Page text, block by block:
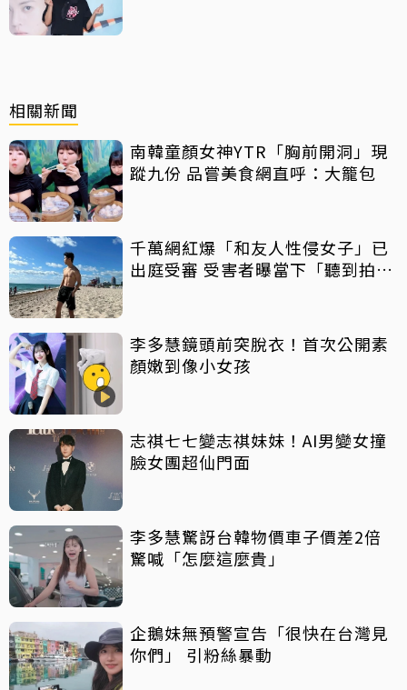
相關新聞
南韓童顏女神YTR「胸前開洞」現
蹤九份 品嘗美食網直呼：大籠包
千萬網紅爆「和友人性侵女子」已
出庭受審 受害者曝當下「聽到拍片
李多慧鏡頭前突脫衣！首次公開素
顏嫩到像小女孩
志祺七七變志祺妹妹！AI男變女撞
臉女團超仙門面
李多慧驚訝台韓物價車子價差2倍
驚喊「怎麼這麼貴」
企鵝妹無預警宣告「很快在台灣見
你們」 引粉絲暴動